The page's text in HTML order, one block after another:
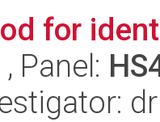
for
, Panel: